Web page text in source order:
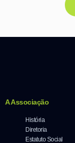
A Associação
História
Diretoria
Estatuto Social